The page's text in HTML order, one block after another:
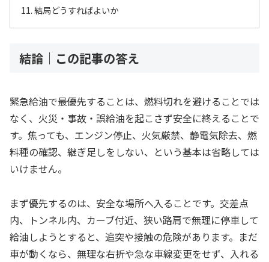
結局どうすればよいか
結論｜この記事の答え
緊急給油で最優先することは、燃料切れを避けることでは
なく、火災・事故・誤給油を起こさず安全に終えることで
す。焦っても、エンジン停止、火気厳禁、静電気除去、燃
料種の確認、継ぎ足しをしない、という基本は省略しては
いけません。
まず優先するのは、安全な場所へ入ることです。交差点
内、トンネル内、カーブ付近、狭い路肩で無理に停車して
給油しようとすると、追突や接触の危険があります。まだ
車が動くなら、無理な右折や急な車線変更をせず、入れる